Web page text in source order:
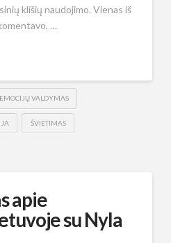
klišių naudojimo. Vienas iš
…
EMOCIJŲ VALDYMAS
ŠVIETIMAS
apie
su Nyla